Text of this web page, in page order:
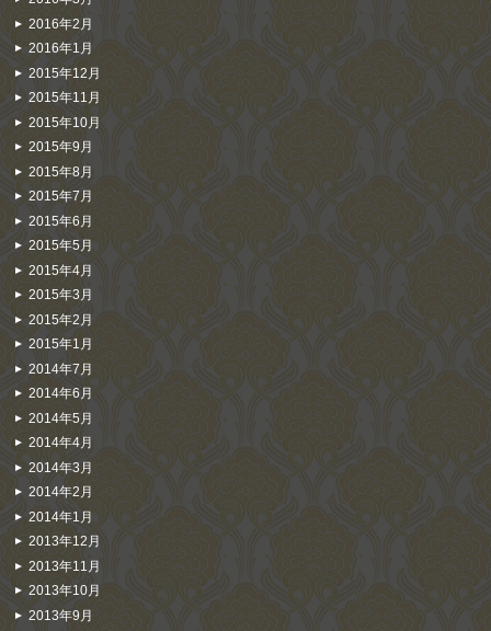
2016年2月
2016年1月
2015年12月
2015年11月
2015年10月
2015年9月
2015年8月
2015年7月
2015年6月
2015年5月
2015年4月
2015年3月
2015年2月
2015年1月
2014年7月
2014年6月
2014年5月
2014年4月
2014年3月
2014年2月
2014年1月
2013年12月
2013年11月
2013年10月
2013年9月